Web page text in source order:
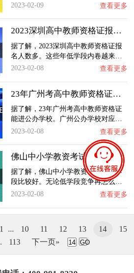
2023-02-09
查看更多
2023深圳高中教师资格证报名人数多吗？
据了解，2023深圳高中教师资格证报
名人数多。这些年低学段内卷越来…
2023-02-08
查看更多
23年广州考高中教师资格证能进公办学校吗？
据了解，23年广州考高中教师资格证
能进公办学校。广州公办学校对应…
2023-02-08
查看更多
佛山中小学教资考试选高学段还是低学段？
据了解，佛山中小学教资考试选低学
段比较好。无论低学段竞争再怎么…
2023-02-08
查看更多
1 ... 10 11 12 13 14
15
113 下一页» GO